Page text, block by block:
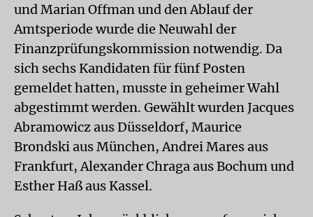
und Marian Offman und den Ablauf der
Amtsperiode wurde die Neuwahl der
Finanzprüfungskommission notwendig. Da
sich sechs Kandidaten für fünf Posten
gemeldet hatten, musste in geheimer Wahl
abgestimmt werden. Gewählt wurden Jacques
Abramowicz aus Düsseldorf, Maurice
Brondski aus München, Andrei Mares aus
Frankfurt, Alexander Chraga aus Bochum und
Esther Haß aus Kassel.